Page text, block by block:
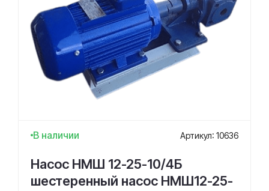
В наличии Артикул: 10636
Насос НМШ 12-25-10/4Б
шестеренный насос НМШ12-25-